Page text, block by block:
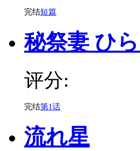
完结短篇
秘祭妻 ひ
评分:
完结第1话
流れ星